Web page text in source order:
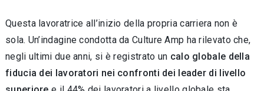
Questa lavoratrice all’inizio della propria car­riera non è
sola. Un’indagine condotta da Cultu­re Amp ha rilevato che,
negli ultimi due anni, si è registrato un calo globale della
fiducia dei lavora­tori nei confronti dei leader di livello